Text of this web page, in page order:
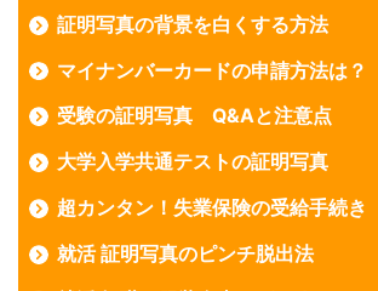
証明写真の背景を白くする方法
マイナンバーカードの申請方法は？
受験の証明写真 Q&Aと注意点
大学入学共通テストの証明写真
超カンタン！失業保険の受給手続き
就活 証明写真のピンチ脱出法